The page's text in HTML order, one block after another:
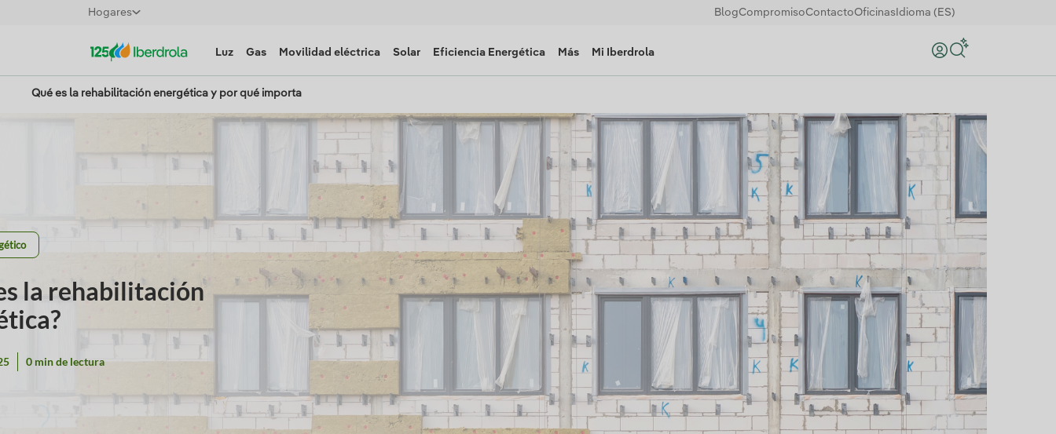
Hogares BlogCompromisoContactoOficinas Idioma (ES)
Luz Gas Movilidad eléctrica Solar Eficiencia Energética Más Mi Iberdrola Buscar
Qué es la rehabilitación energética y por qué importa
la rehabilitación
0 min de lectura